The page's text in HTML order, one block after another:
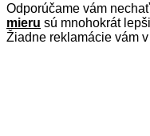
Odporúčame vám
mieru sú mnohokrát
Žiadne reklamácie vám